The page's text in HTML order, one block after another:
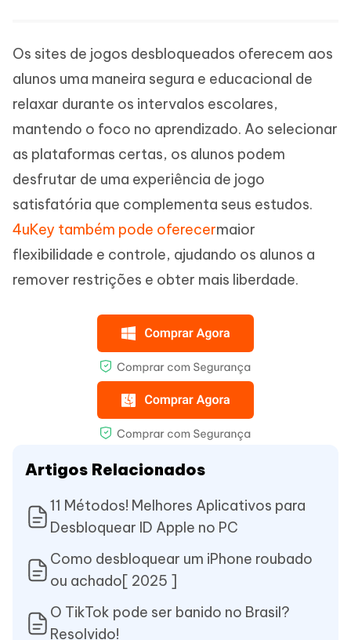
Os sites de jogos desbloqueados oferecem aos
alunos uma maneira segura e educacional de
relaxar durante os intervalos escolares,
mantendo o foco no aprendizado. Ao selecionar
as plataformas certas, os alunos podem
desfrutar de uma experiência de jogo
satisfatória que complementa seus estudos.
4uKey também pode oferecermaior
flexibilidade e controle, ajudando os alunos a
remover restrições e obter mais liberdade.
Artigos Relacionados
11 Métodos! Melhores Aplicativos para
Desbloquear ID Apple no PC
Como desbloquear um iPhone roubado
ou achado[ 2025 ]
O TikTok pode ser banido no Brasil?
Resolvido!